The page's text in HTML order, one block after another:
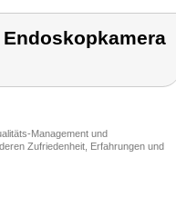
Management und
Zufriedenheit, Erfahrungen und